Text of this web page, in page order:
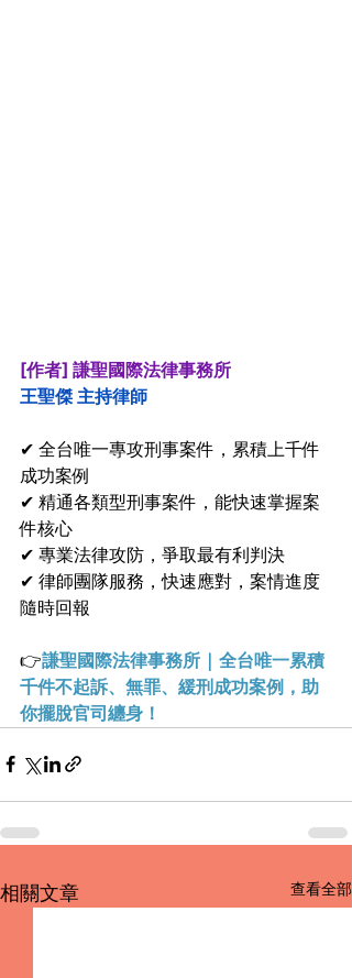
[作者] 謙聖國際法律事務所
王聖傑 主持律師
✔ 全台唯一專攻刑事案件，累積上千件
成功案例
✔ 精通各類型刑事案件，能快速掌握案
件核心
✔ 專業法律攻防，爭取最有利判決
✔ 律師團隊服務，快速應對，案情進度
隨時回報
👉謙聖國際法律事務所 | 全台唯一累積
千件不起訴、無罪、緩刑成功案例，助
你擺脫官司纏身！
相關文章 查看全部